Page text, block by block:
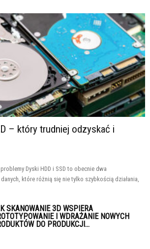
– który trudniej odzyskać i
Dyski HDD i SSD to obecnie dwa
które różnią się nie tylko szybkością działania,
SKANOWANIE 3D WSPIERA
I WDRAŻANIE NOWYCH
DO PRODUKCJI...